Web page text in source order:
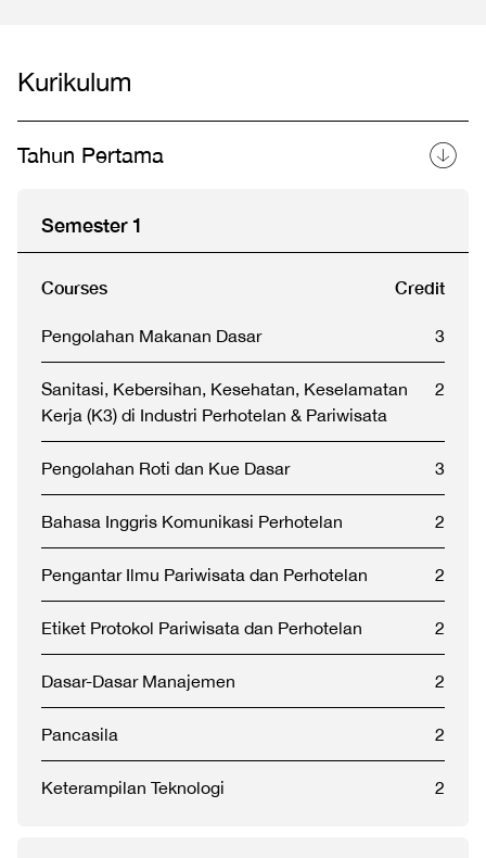
Kurikulum
Tahun Pertama
Semester 1
Courses Credit
Pengolahan Makanan Dasar 3
Sanitasi, Kebersihan, Kesehatan, Keselamatan
Kerja (K3) di Industri Perhotelan & Pariwisata
2
Pengolahan Roti dan Kue Dasar 3
Bahasa Inggris Komunikasi Perhotelan 2
Pengantar Ilmu Pariwisata dan Perhotelan 2
Etiket Protokol Pariwisata dan Perhotelan 2
Dasar-Dasar Manajemen 2
Pancasila 2
Keterampilan Teknologi 2